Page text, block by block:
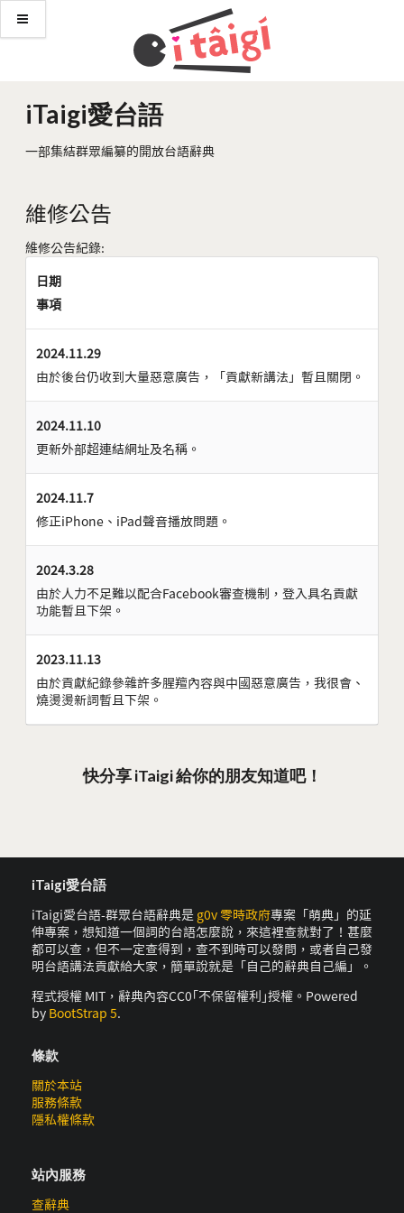
iTaigi愛台語
一部集結群眾編纂的開放台語辭典
維修公告
維修公告紀錄:
日期
事項
2024.11.29
由於後台仍收到大量惡意廣告，「貢獻新講法」暫且關閉。
2024.11.10
更新外部超連結網址及名稱。
2024.11.7
修正iPhone、iPad聲音播放問題。
2024.3.28
由於人力不足難以配合Facebook審查機制，登入具名貢獻
功能暫且下架。
2023.11.13
由於貢獻紀錄參雜許多腥羶內容與中國惡意廣告，我很會、
燒燙燙新詞暫且下架。
快分享 iTaigi 給你的朋友知道吧！
iTaigi愛台語
iTaigi愛台語-群眾台語辭典是 g0v 零時政府專案「萌典」的延
伸專案，想知道一個詞的台語怎麼說，來這裡查就對了！甚麼
都可以查，但不一定查得到，查不到時可以發問，或者自己發
明台語講法貢獻給大家，簡單說就是「自己的辭典自己編」。
程式授權 MIT，辭典內容CC0｢不保留權利｣授權。Powered
by BootStrap 5.
條款
關於本站
服務條款
隱私權條款
站內服務
查辭典